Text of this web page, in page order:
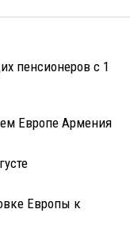
пенсионеров с 1
Европе Армения
Европы к